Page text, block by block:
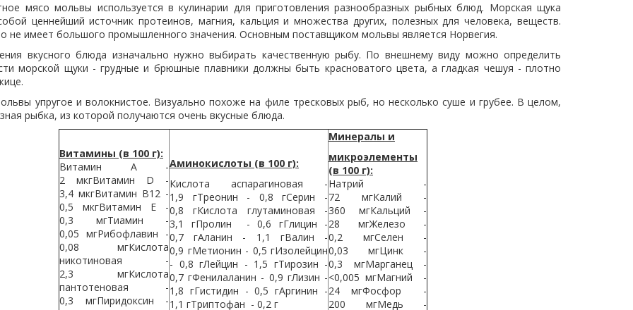
мясо мольвы используется в кулинарии для приготовления разнообразных рыбных блюд. Морская щука
ценнейший источник протеинов, магния, кальция и множества других, полезных для человека, веществ.
не имеет большого промышленного значения. Основным поставщиком мольвы является Норвегия.
вкусного блюда изначально нужно выбирать качественную рыбу. По внешнему виду можно определить
морской щуки - грудные и брюшные плавники должны быть красноватого цвета, а гладкая чешуя - плотно
упругое и волокнистое. Визуально похоже на филе тресковых рыб, но несколько суше и грубее. В целом,
рыбка, из которой получаются очень вкусные блюда.
Витамины (в 100 г):
Витамин А -
2 мкгВитамин D -
3,4 мкгВитамин В12 -
0,5 мкгВитамин Е -
0,3 мгТиамин -
0,05 мгРибофлавин -
0,08 мгКислота
никотиновая -
2,3 мгКислота
пантотеновая -
0,3 мгПиридоксин -
Аминокислоты (в 100 г):
Кислота аспарагиновая -
1,9 гТреонин - 0,8 гСерин -
0,8 гКислота глутаминовая -
3,1 гПролин - 0,6 гГлицин -
0,7 гАланин - 1,1 гВалин -
0,9 гМетионин - 0,5 гИзолейцин
- 0,8 гЛейцин - 1,5 гТирозин -
0,7 гФенилаланин - 0,9 гЛизин -
1,8 гГистидин - 0,5 гАргинин -
1,1 гТриптофан - 0,2 г
Минералы и
микроэлементы
(в 100 г):
Натрий -
72 мгКалий -
360 мгКальций -
28 мгЖелезо -
0,2 мгСелен -
0,03 мгЦинк -
0,3 мгМарганец -
<0,005 мгМагний -
24 мгФосфор -
200 мгМедь -